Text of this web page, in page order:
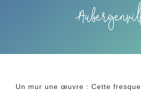
Un mur une œuvre : Cette